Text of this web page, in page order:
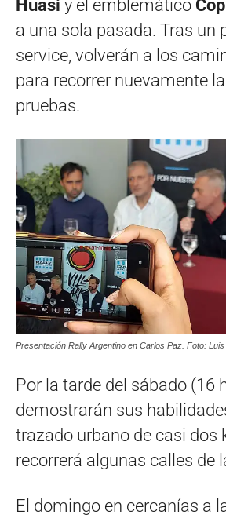
Huasi y el emblemático
a una sola pasada. Tras un
service, volverán a los
para recorrer nuevamente
pruebas.
Presentación Rally Argentino en Carlos Paz. Foto:
Por la tarde del sábado (16
demostrarán sus
trazado urbano de casi dos
recorrerá algunas calles de
El domingo en cercanías a